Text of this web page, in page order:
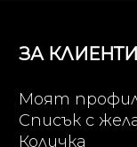
ЗА КЛИЕНТИ
Моят
Списък с
Количка